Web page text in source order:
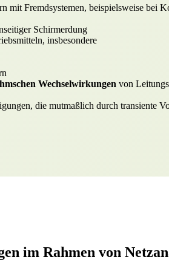
mit Fremdsystemen, beispielsweise
Schirmerdung
insbesondere
Wechselwirkungen von
die mutmaßlich durch transiente
im Rahmen von